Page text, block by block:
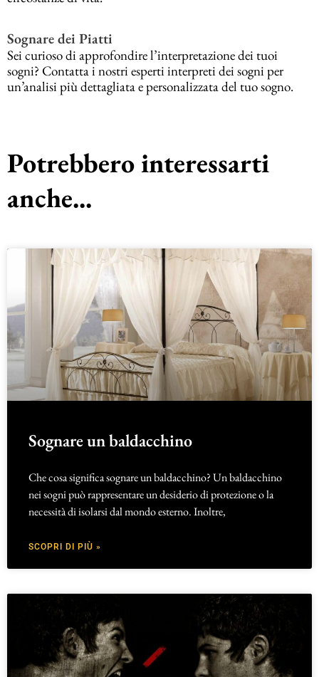
Sognare dei Piatti
Sei curioso di approfondire l’interpretazione dei tuoi
sogni? Contatta i nostri esperti interpreti dei sogni per
un’analisi più dettagliata e personalizzata del tuo sogno.
Potrebbero interessarti
anche...
Sognare un baldacchino
Che cosa significa sognare un baldacchino? Un baldacchino
nei sogni può rappresentare un desiderio di protezione o la
necessità di isolarsi dal mondo esterno. Inoltre,
SCOPRI DI PIÙ »